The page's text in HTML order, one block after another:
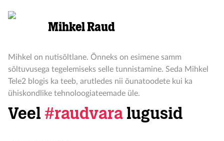
Mihkel Raud
Mihkel on nutisõltlane. Õnneks on esimene samm
sõltuvusega tegelemiseks selle tunnistamine. Seda Mihkel
Tele2 blogis ka teeb, arutledes nii õunatoodete kui ka
ühiskondlike tehnoloogiateemade üle.
Veel #raudvara lugusid